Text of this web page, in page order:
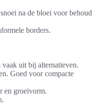
na de bloei voor behoud
borders.
uit bij alternatieven.
Goed voor compacte
en groeivorm.